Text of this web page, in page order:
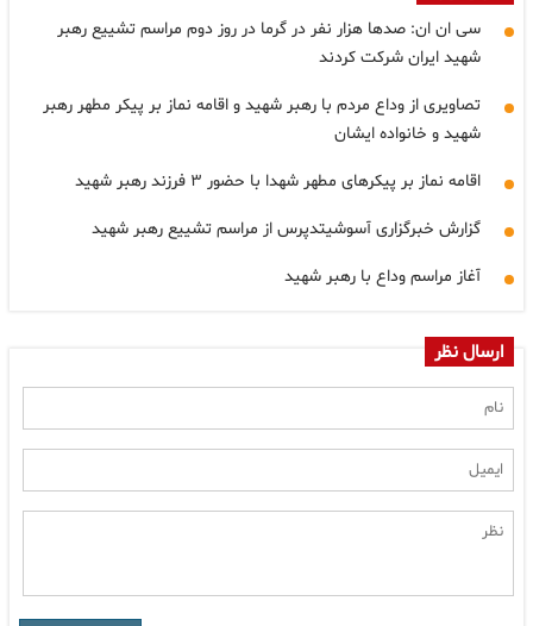
سی ان ان: صدها هزار نفر در گرما در روز دوم مراسم تشییع رهبر
شهید ایران شرکت کردند
تصاویری از وداع مردم با رهبر شهید و اقامه نماز بر پیکر مطهر رهبر
شهید و خانواده ایشان
اقامه نماز بر پیکرهای مطهر شهدا با حضور ۳ فرزند رهبر شهید
گزارش خبرگزاری آسوشیتدپرس از مراسم تشییع رهبر شهید
آغاز مراسم وداع با رهبر شهید
ارسال نظر